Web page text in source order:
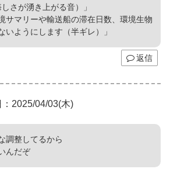
さが湧き上がる音）」
サマリーや輸送船の滞在日数、環境生物
いようにします（半ギレ）」
返信
：2025/04/03(木)
調整してるから
んだぞ